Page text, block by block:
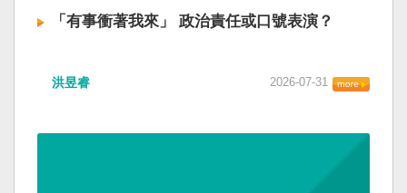
「有事衝著我來」 政治責任或口號表演？
洪昱睿 2026-07-31